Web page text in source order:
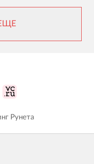
Рунета